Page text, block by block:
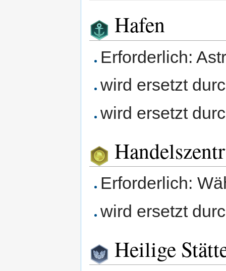
Hafen
Erforderlich:
wird ersetzt
wird ersetzt
Erforderlich:
wird ersetzt
Heilige